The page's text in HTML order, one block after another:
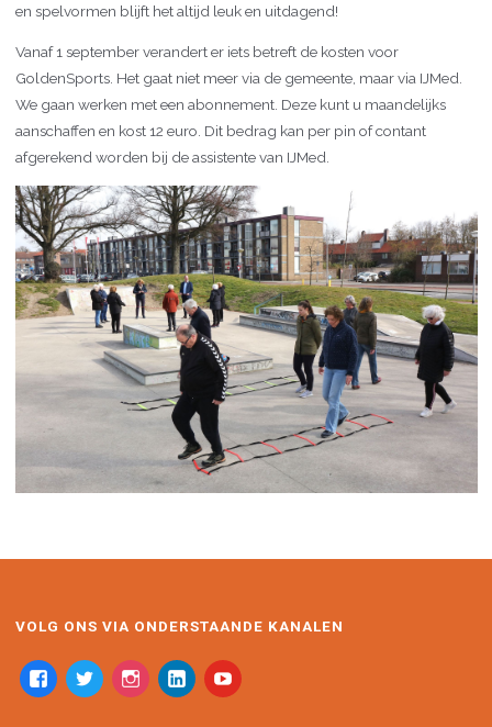
en spelvormen blijft het altijd leuk en uitdagend!
Vanaf 1 september verandert er iets betreft de kosten voor
GoldenSports. Het gaat niet meer via de gemeente, maar via IJMed.
We gaan werken met een abonnement. Deze kunt u maandelijks
aanschaffen en kost 12 euro. Dit bedrag kan per pin of contant
afgerekend worden bij de assistente van IJMed.
VOLG ONS VIA ONDERSTAANDE KANALEN
facebooktwitter instagramlinkedin-
alt
youtube